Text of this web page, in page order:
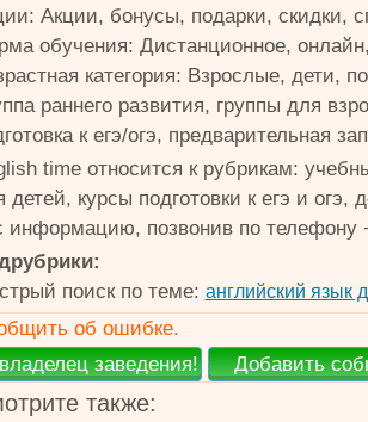
Акции, бонусы, подарки, скидки,
обучения: Дистанционное,
категория: Взрослые, дети,
раннего развития, группы для
к егэ/огэ, предварительная
time относится к рубрикам:
детей, курсы подготовки к егэ и
информацию, позвонив по телефону
поиск по теме: английский язык
об ошибке.
также: